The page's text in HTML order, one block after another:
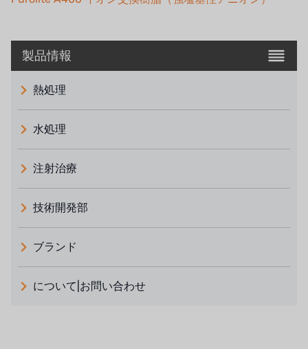
製品情報
熱処理
水処理
注射治療
技術開発部
ブランド
義大利 ATLAS
について|お問い合わせ